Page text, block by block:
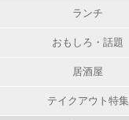
ランチ
おもしろ・話題
居酒屋
テイクアウト特集